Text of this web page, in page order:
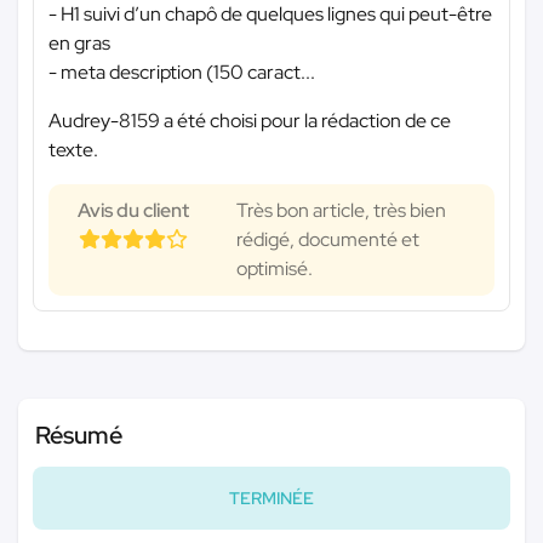
- H1 suivi d’un chapô de quelques lignes qui peut-être
en gras
- meta description (150 caract...
Audrey-8159 a été choisi pour la rédaction de ce
texte.
Avis du client
Très bon article, très bien
rédigé, documenté et
optimisé.
Résumé
TERMINÉE